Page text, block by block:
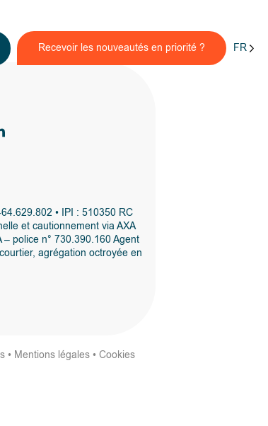
Recevoir les nouveautés en priorité ? FR
• IPI : 510350 RC
et cautionnement via AXA
– police n° 730.390.160 Agent
agrégation octroyée en
• Mentions légales •Cookies